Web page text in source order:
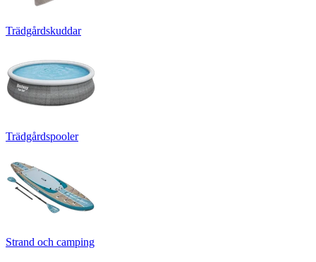
Trädgårdskuddar
Trädgårdspooler
Strand och camping